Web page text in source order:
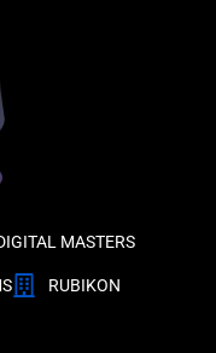
MASTERS
RUBIKON